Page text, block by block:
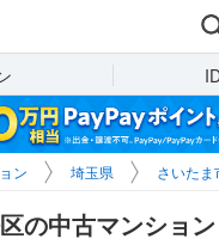
ン 埼玉県 さいたま
の中古マンション